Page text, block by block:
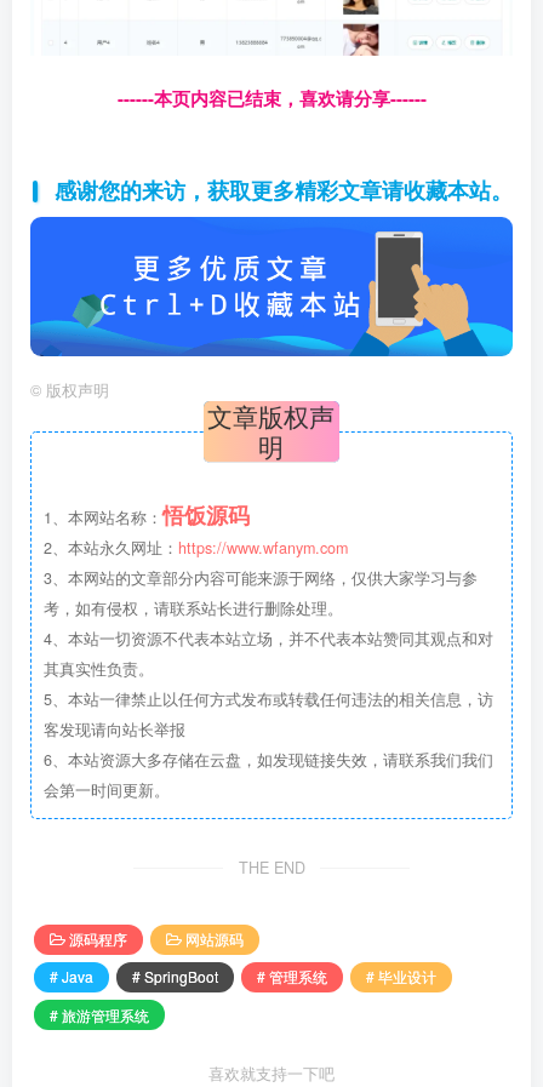
------本页内容已结束，喜欢请分享------
感谢您的来访，获取更多精彩文章请收藏本站。
© 版权声明
文章版权声
明
1、本网站名称：悟饭源码
2、本站永久网址： https://www.wfanym.com
3、本网站的文章部分内容可能来源于网络，仅供大家学习与参
考，如有侵权，请联系站长进行删除处理。
4、本站一切资源不代表本站立场，并不代表本站赞同其观点和对
其真实性负责。
5、本站一律禁止以任何方式发布或转载任何违法的相关信息，访
客发现请向站长举报
6、本站资源大多存储在云盘，如发现链接失效，请联系我们我们
会第一时间更新。
THE END
源码程序
网站源码
# Java
# SpringBoot # 管理系统
# 毕业设计
# 旅游管理系统
喜欢就支持一下吧